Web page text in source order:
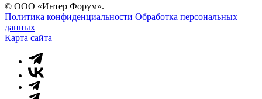
© ООО «Интер Форум».
Политика конфиденциальности Обработка персональных
данных
Карта сайта